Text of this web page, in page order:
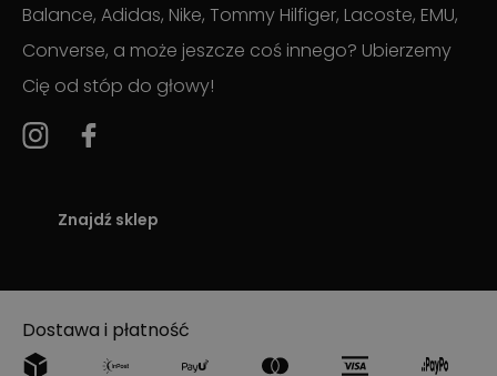
Balance, Adidas, Nike, Tommy Hilfiger, Lacoste, EMU,
Converse, a może jeszcze coś innego? Ubierzemy
Cię od stóp do głowy!
Znajdź sklep
Dostawa i płatność